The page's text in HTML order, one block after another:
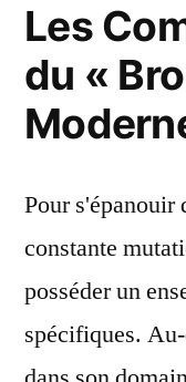
Les
du «
Pour s'épanouir
constante
posséder un
spécifiques.